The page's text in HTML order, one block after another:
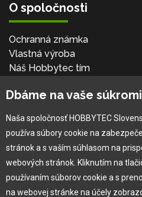
O spoločnosti
Ochranná známka
Vlastná výroba
Náš Hobbytec tím
Naša história
Pre zákazníka
Garancia najlepšej ceny
Dbáme na vaše
Naša spoločnosť HOBBYTEC
používa súbory cookie na
stránok a s vaším súhlasom na
webových stránok. Kliknutím na
používaním súborov cookie a s
na webovej stránke na účely